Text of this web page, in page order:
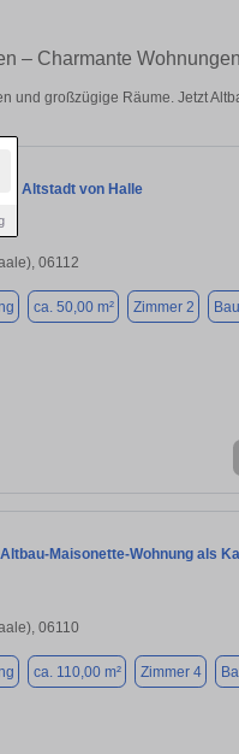
– Charmante
und großzügige Räume. Jetzt
der Altstadt von Halle
06112
ca. 50,00 m² Zimmer 2
Maisonette-Wohnung als
06110
ca. 110,00 m² Zimmer 4